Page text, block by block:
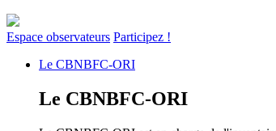
Espace observateurs Participez !
Le CBNBFC-ORI
Le CBNBFC-ORI